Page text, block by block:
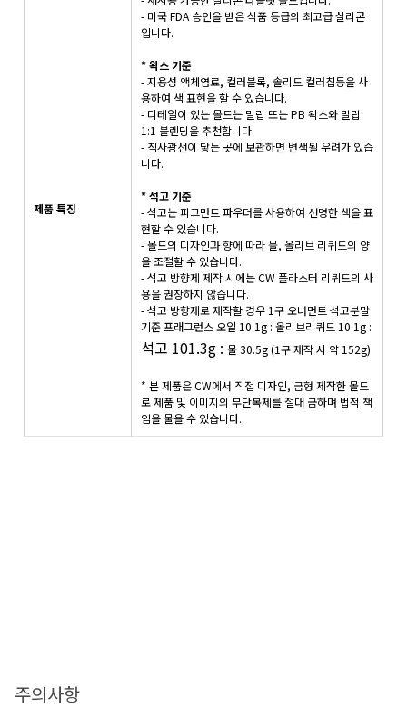
제품 특징
- 미국 FDA 승인을 받은 식품 등급의 최고급 실리콘
입니다.
* 왁스 기준
- 지용성 액체염료, 컬러블록, 솔리드 컬러칩등을 사
용하여 색 표현을 할 수 있습니다.
- 디테일이 있는 몰드는 밀랍 또는 PB 왁스와 밀랍
1:1 블렌딩을 추천합니다.
- 직사광선이 닿는 곳에 보관하면 변색될 우려가 있습
니다.
* 석고 기준
- 석고는 피그먼트 파우더를 사용하여 선명한 색을 표
현할 수 있습니다.
- 몰드의 디자인과 향에 따라 물, 올리브 리퀴드의 양
을 조절할 수 있습니다.
- 석고 방향제 제작 시에는 CW 플라스터 리퀴드의 사
용을 권장하지 않습니다.
- 석고 방향제로 제작할 경우 1구 오너먼트 석고분말
기준 프래그런스 오일 10.1g : 올리브리퀴드 10.1g :
석고 101.3g : 물 30.5g(1구 제작 시 약 152g)
* 본 제품은 CW에서 직접 디자인, 금형 제작한 몰드
로 제품 및 이미지의 무단복제를 절대 금하며 법적 책
임을 물을 수 있습니다.
주의사항